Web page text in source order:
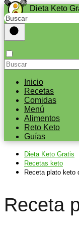
Dieta Keto
Inicio
Recetas
Comidas
Menú
Alimentos
Reto Keto
Guías
Dieta Keto Gratis
Recetas keto
Receta plato keto
Receta